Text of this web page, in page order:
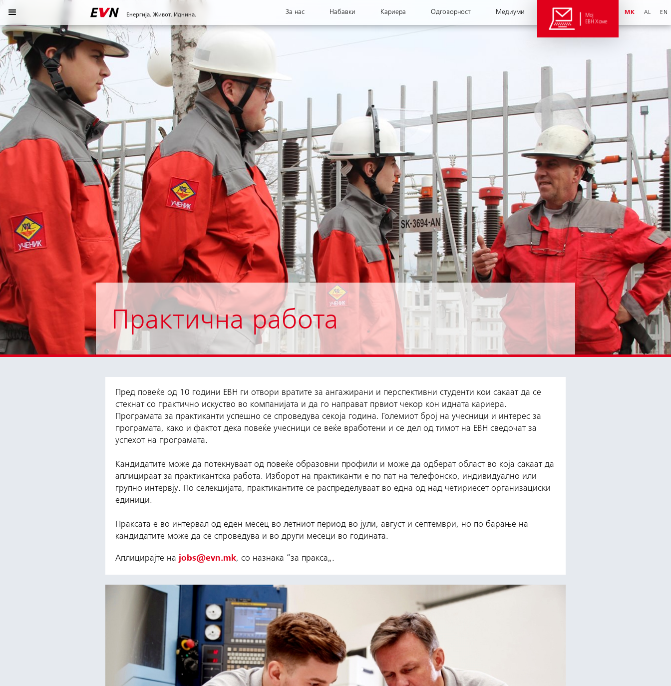
Енергија. Живот. Иднина. За нас Набавки Кариера Одговорност Медиуми Мој
ЕВН Хоме
MK AL EN
Практична работа
Пред повеќе од 10 години ЕВН ги отвори вратите за ангажирани и перспективни студенти кои сакаат да се
стекнат со практично искуство во компанијата и да го направат првиот чекор кон идната кариера.
Програмата за практиканти успешно се спроведува секоја година. Големиот број на учесници и интерес за
програмата, како и фактот дека повеќе учесници се веќе вработени и се дел од тимот на ЕВН сведочат за
успехот на програмата.
Кандидатите може да потекнуваат од повеќе образовни профили и може да одберат област во која сакаат да
аплицираат за практикантска работа. Изборот на практиканти е по пат на телефонско, индивидуално или
групно интервју. По селекцијата, практикантите се распределуваат во една од над четириесет организациски
единици.
Праксата е во интервал од еден месец во летниот период во јули, август и септември, но по барање на
кандидатите може да се спроведува и во други месеци во годината.
Аплицирајте на jobs@evn.mk, со назнака “за пракса„.